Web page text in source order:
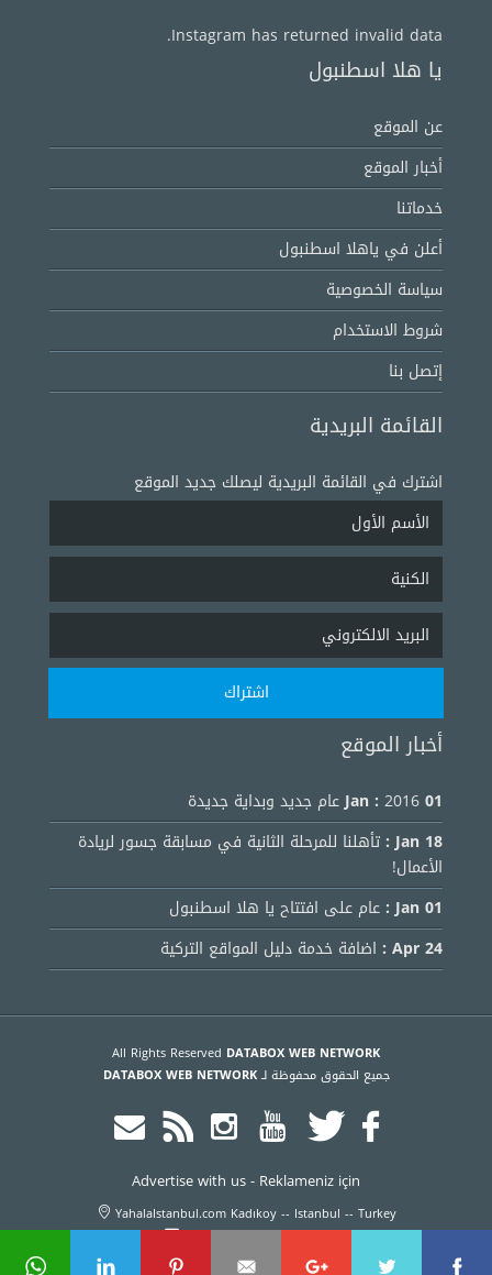
Instagram has returned invalid data.
يا هلا اسطنبول
عن الموقع
أخبار الموقع
خدماتنا
أعلن في ياهلا اسطنبول
سياسة الخصوصية
شروط الاستخدام
إتصل بنا
القائمة البريدية
اشترك في القائمة البريدية ليصلك جديد الموقع
أخبار الموقع
01 Jan :2016 عام جديد وبداية جديدة
18 Jan :
تأهلنا للمرحلة الثانية في مسابقة جسور لريادة
الأعمال!
01 Jan :
عام على افتتاح يا هلا اسطنبول
24 Apr :
اضافة خدمة دليل المواقع التركية
All Rights Reserved DATABOX WEB NETWORK
جميع الحقوق محفوظة لـDATABOX WEB NETWORK
Advertise with us- Reklameniz için
YahalaIstanbul.com Kadıkoy -- Istanbul -- Turkey
info@yahalaistanbul.com
+905316266695